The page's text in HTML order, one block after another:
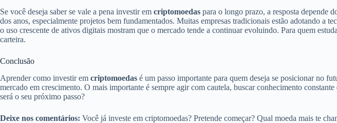
Se você deseja saber se vale a pena investir em criptomoedas para o longo prazo, a resposta depende
dos anos, especialmente projetos bem fundamentados. Muitas empresas tradicionais estão adotando a
o uso crescente de ativos digitais mostram que o mercado tende a continuar evoluindo. Para quem
carteira.
Conclusão
Aprender como investir em criptomoedas é um passo importante para quem deseja se posicionar no
mercado em crescimento. O mais importante é sempre agir com cautela, buscar conhecimento
será o seu próximo passo?
Deixe nos comentários: Você já investe em criptomoedas? Pretende começar? Qual moeda mais te